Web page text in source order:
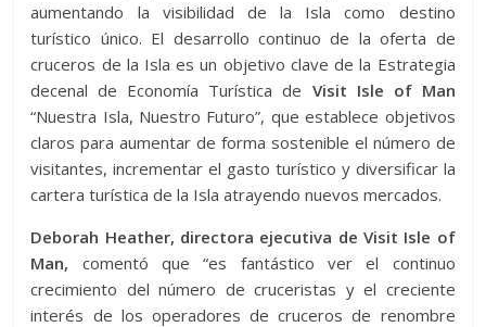
aumentando la visibilidad de la Isla como destino
turístico único. El desarrollo continuo de la oferta de
cruceros de la Isla es un objetivo clave de la Estrategia
decenal de Economía Turística de Visit Isle of Man
“Nuestra Isla, Nuestro Futuro”, que establece objetivos
claros para aumentar de forma sostenible el número de
visitantes, incrementar el gasto turístico y diversificar la
cartera turística de la Isla atrayendo nuevos mercados.
Deborah Heather, directora ejecutiva de Visit Isle of
Man, comentó que “es fantástico ver el continuo
crecimiento del número de cruceristas y el creciente
interés de los operadores de cruceros de renombre